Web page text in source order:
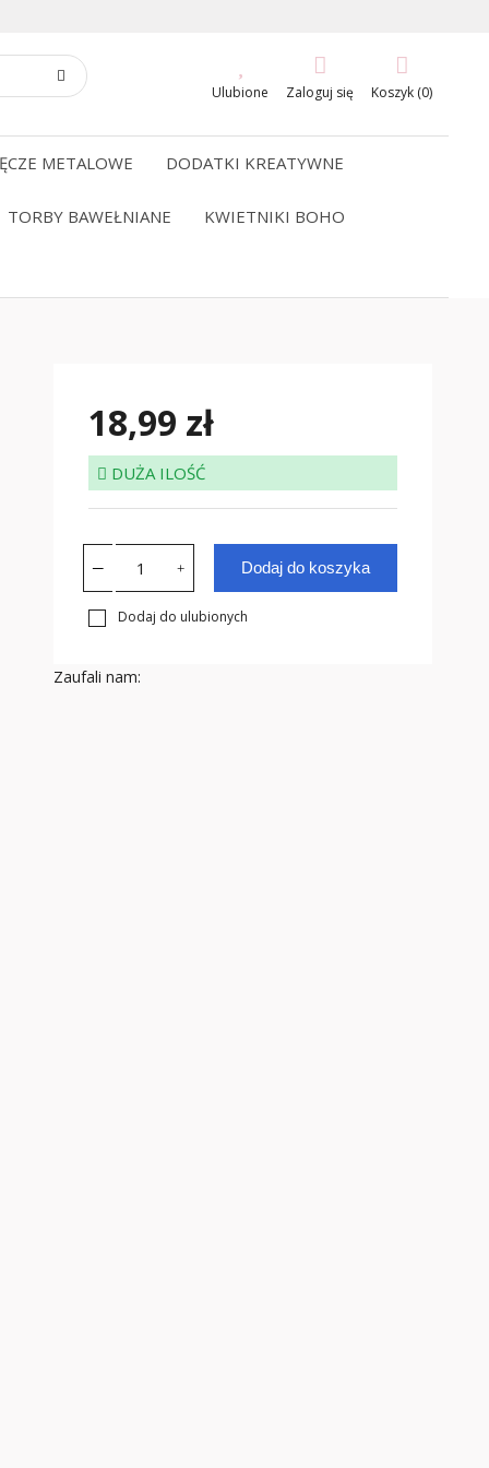
Ulubione Zaloguj się Koszyk (0)
METALOWE DODATKI KREATYWNE
TORBY BAWEŁNIANE KWIETNIKI BOHO
18,99 zł
DUŻA ILOŚĆ
Dodaj do koszyka
Dodaj do ulubionych
Zaufali nam: